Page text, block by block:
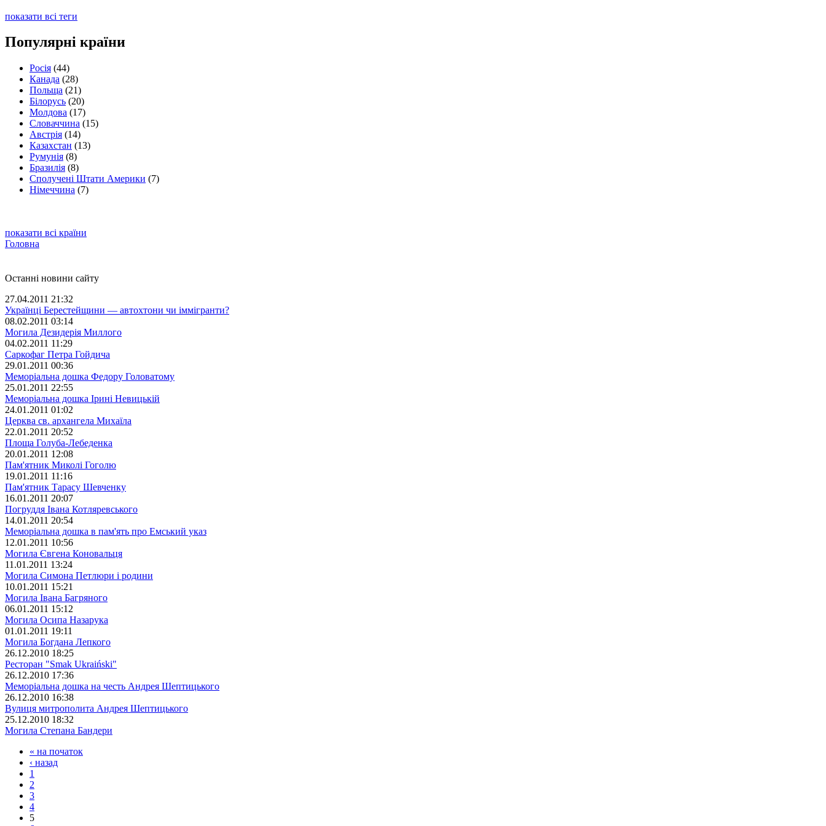
показати всі теги
Популярні країни
Росія (44)
Канада (28)
Польща (21)
Білорусь (20)
Молдова (17)
Словаччина (15)
Австрія (14)
Казахстан (13)
Румунія (8)
Бразилія (8)
Сполучені Штати Америки (7)
Німеччина (7)
показати всі країни
Головна
Останні новини сайту
27.04.2011 21:32
Українці Берестейщини — автохтони чи іммігранти?
08.02.2011 03:14
Могила Дезидерія Миллого
04.02.2011 11:29
Саркофаг Петра Гойдича
29.01.2011 00:36
Меморіальна дошка Федору Головатому
25.01.2011 22:55
Меморіальна дошка Ірині Невицькій
24.01.2011 01:02
Церква св. архангела Михаїла
22.01.2011 20:52
Площа Голуба-Лебеденка
20.01.2011 12:08
Пам'ятник Миколі Гоголю
19.01.2011 11:16
Пам'ятник Тарасу Шевченку
16.01.2011 20:07
Погруддя Івана Котляревського
14.01.2011 20:54
Меморіальна дошка в пам'ять про Емський указ
12.01.2011 10:56
Могила Євгена Коновальця
11.01.2011 13:24
Могила Симона Петлюри і родини
10.01.2011 15:21
Могила Івана Багряного
06.01.2011 15:12
Могила Осипа Назарука
01.01.2011 19:11
Могила Богдана Лепкого
26.12.2010 18:25
Ресторан "Smak Ukraiński"
26.12.2010 17:36
Меморіальна дошка на честь Андрея Шептицького
26.12.2010 16:38
Вулиця митрополита Андрея Шептицького
25.12.2010 18:32
Могила Степана Бандери
« на початок
‹ назад
1
2
3
4
5